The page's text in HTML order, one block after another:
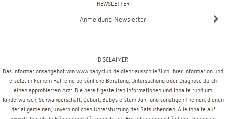
NEWSLETTER
Anmeldung Newsletter
DISCLAIMER
Das Informationsangebot von www.babyclub.de dient ausschließlich Ihrer Information und
ersetzt in keinem Fall eine persönliche Beratung, Untersuchung oder Diagnose durch
einen approbierten Arzt. Die bereit gestellten Informationen und Inhalte rund um
Kinderwunsch, Schwangerschaft, Geburt, Babys erstem Jahr und sonstigen Themen, dienen
der allgemeinen, unverbindlichen Unterstützung des Ratsuchenden. Alle Inhalte auf